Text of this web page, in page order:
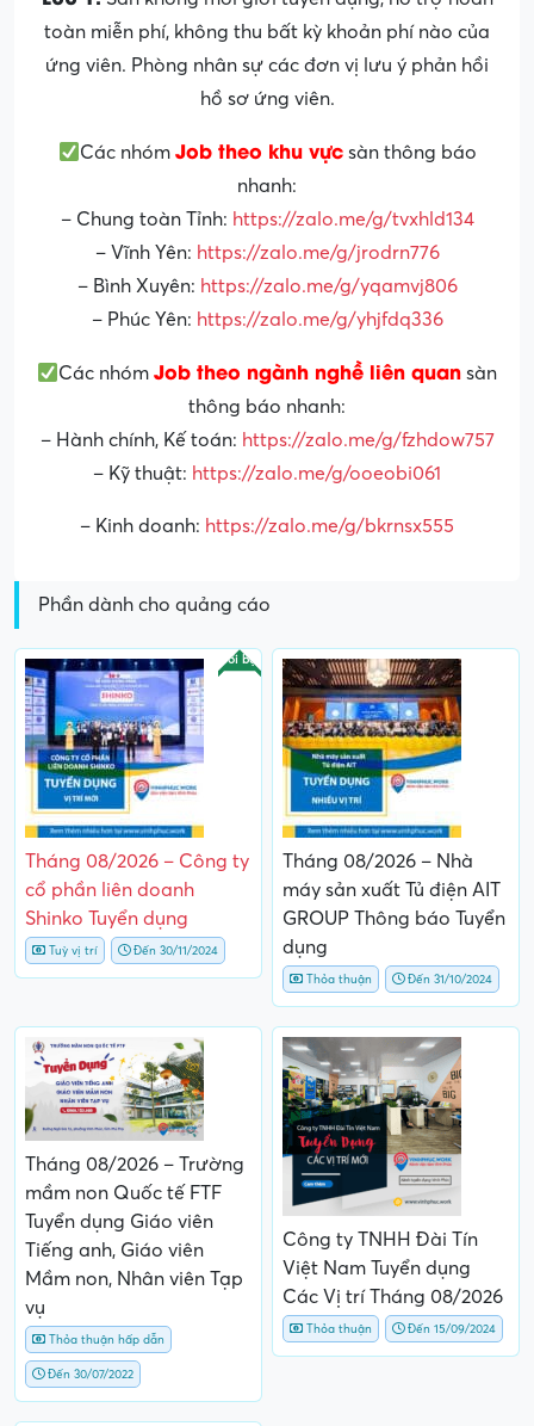
toàn miễn phí, không thu bất kỳ khoản phí nào của
ứng viên. Phòng nhân sự các đơn vị lưu ý phản hồi
hồ sơ ứng viên.
Các nhóm Job theo khu vựcsàn thông báo
nhanh:
– Chung toàn Tỉnh: https://zalo.me/g/tvxhld134
– Vĩnh Yên: https://zalo.me/g/jrodrn776
– Bình Xuyên: https://zalo.me/g/yqamvj806
– Phúc Yên: https://zalo.me/g/yhjfdq336
Các nhómJob theo ngành nghề liên quan sàn
thông báo nhanh:
– Hành chính, Kế toán: https://zalo.me/g/fzhdow757
– Kỹ thuật: https://zalo.me/g/ooeobi061
– Kinh doanh: https://zalo.me/g/bkrnsx555
Phần dành cho quảng cáo
Nổi bật
Tháng 08/2026 – Công ty
cổ phần liên doanh
Shinko Tuyển dụng
Tuỳ vị trí Đến 30/11/2024
Tháng 08/2026 – Nhà
máy sản xuất Tủ điện AIT
GROUP Thông báo Tuyển
dụng
Thỏa thuận Đến 31/10/2024
Tháng 08/2026 – Trường
mầm non Quốc tế FTF
Tuyển dụng Giáo viên
Tiếng anh, Giáo viên
Mầm non, Nhân viên Tạp
vụ
Thỏa thuận hấp dẫn
Đến 30/07/2022
Công ty TNHH Đài Tín
Việt Nam Tuyển dụng
Các Vị trí Tháng 08/2026
Thỏa thuận Đến 15/09/2024